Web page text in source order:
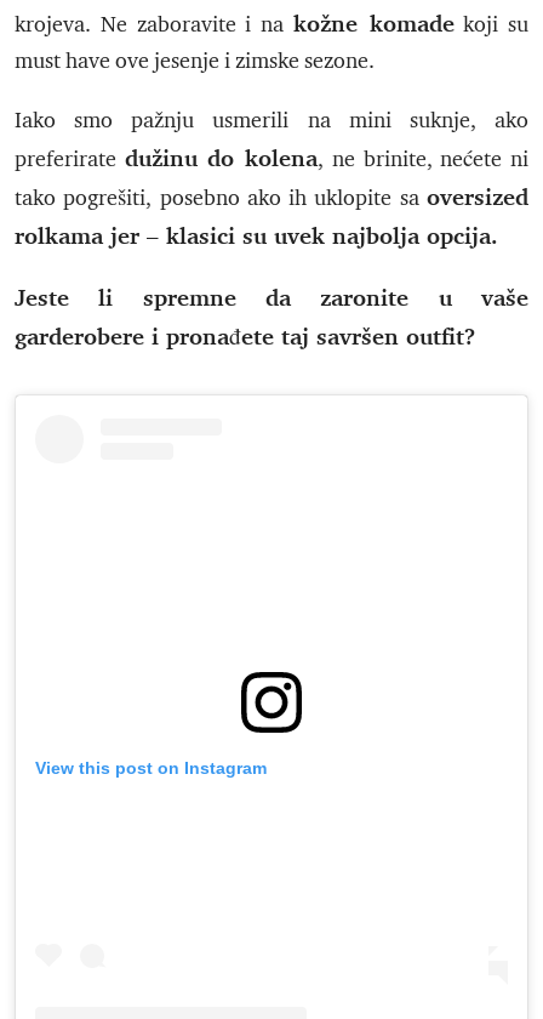
krojeva. Ne zaboravite i na kožne komadekoji su
must have ove jesenje i zimske sezone.
Iako smo pažnju usmerili na mini suknje, ako
preferirate dužinu do kolena, ne brinite, nećete ni
tako pogrešiti, posebno ako ih uklopite sa oversized
rolkama jer – klasici su uvek najbolja opcija.
Jeste li spremne da zaronite u vaše
garderobere i pronađete taj savršen outfit?
View this post on Instagram